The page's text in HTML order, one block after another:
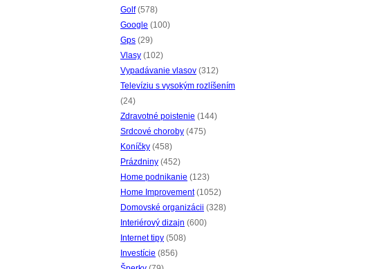
Golf(578)
Google (100)
Gps (29)
Vlasy (102)
Vypadávanie vlasov (312)
Televíziu s vysokým rozlíšením
(24)
Zdravotné poistenie (144)
Srdcové choroby (475)
Koníčky (458)
Prázdniny (452)
Home podnikanie (123)
Home Improvement(1052)
Domovské organizácii (328)
Interiérový dizajn (600)
Internet tipy (508)
Investície (856)